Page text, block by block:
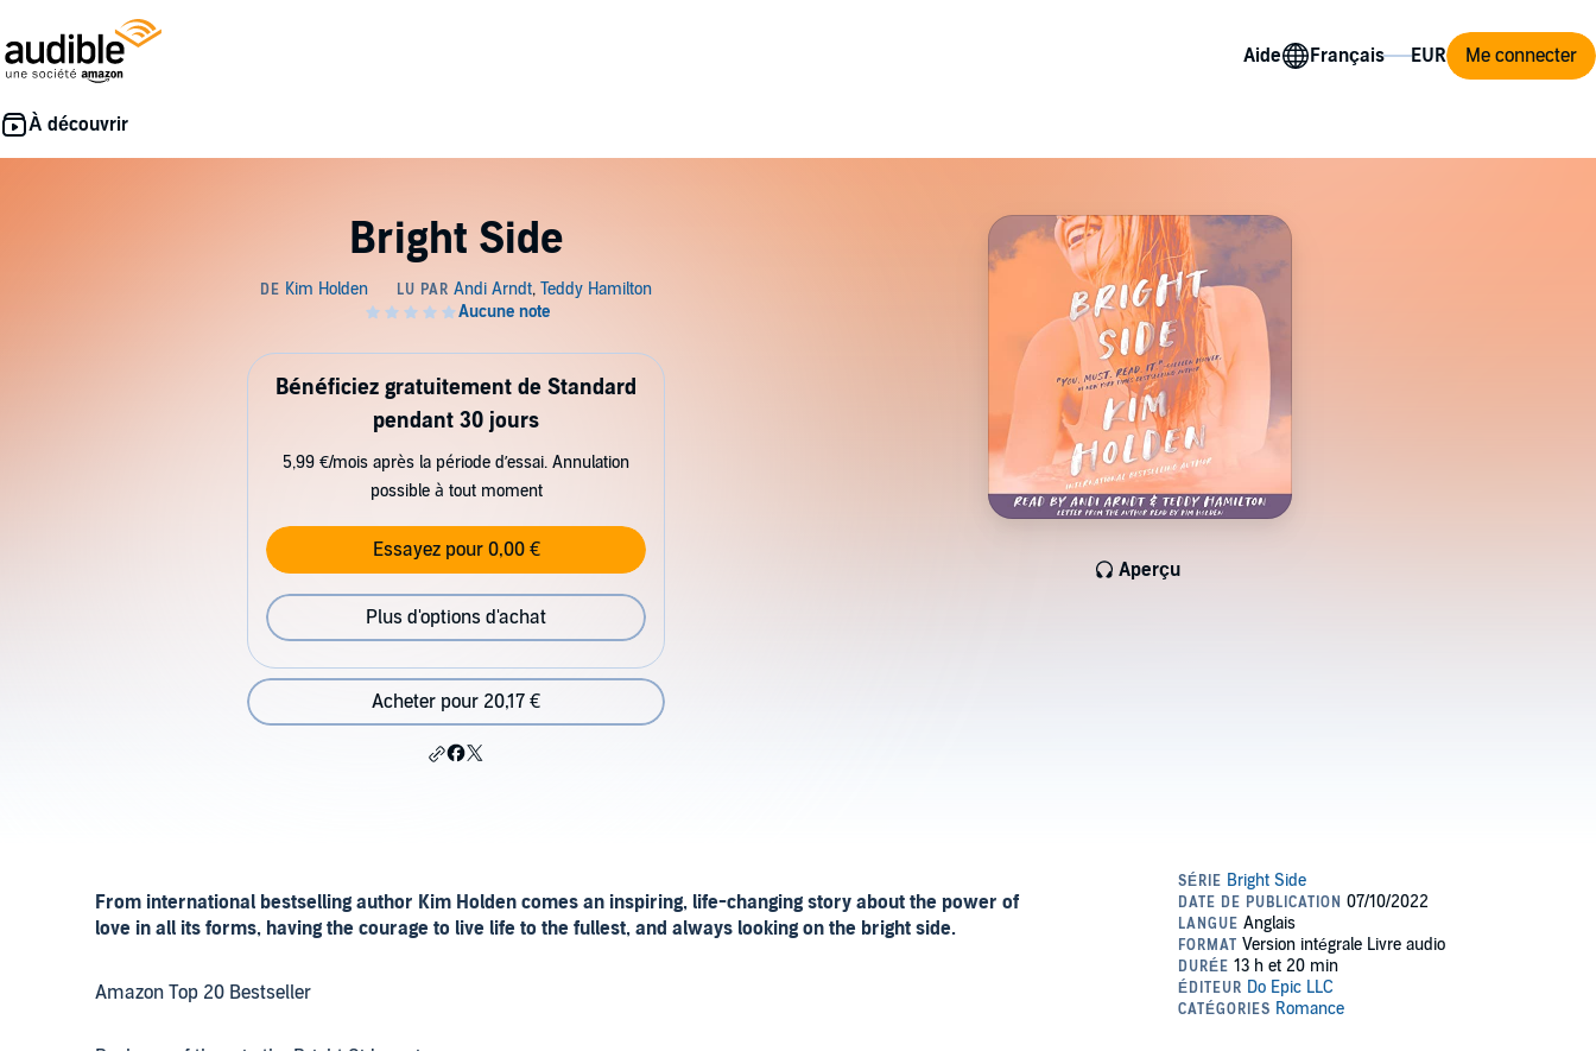
Aide Me connecter
Bright Side
Aperçu
Bénéficiez gratuitement de Standard
pendant 30 jours
5,99 €/mois après la période d’essai. Annulation
possible à tout moment
Essayez pour 0,00 €
Plus d'options d'achat
Acheter pour 20,17 €
From international bestselling author Kim Holden comes an inspiring, life-changing story about the power of
love in all its forms, having the courage to live life to the fullest, and always looking on the bright side.
Amazon Top 20 Bestseller
Book one of three in the Bright Side series